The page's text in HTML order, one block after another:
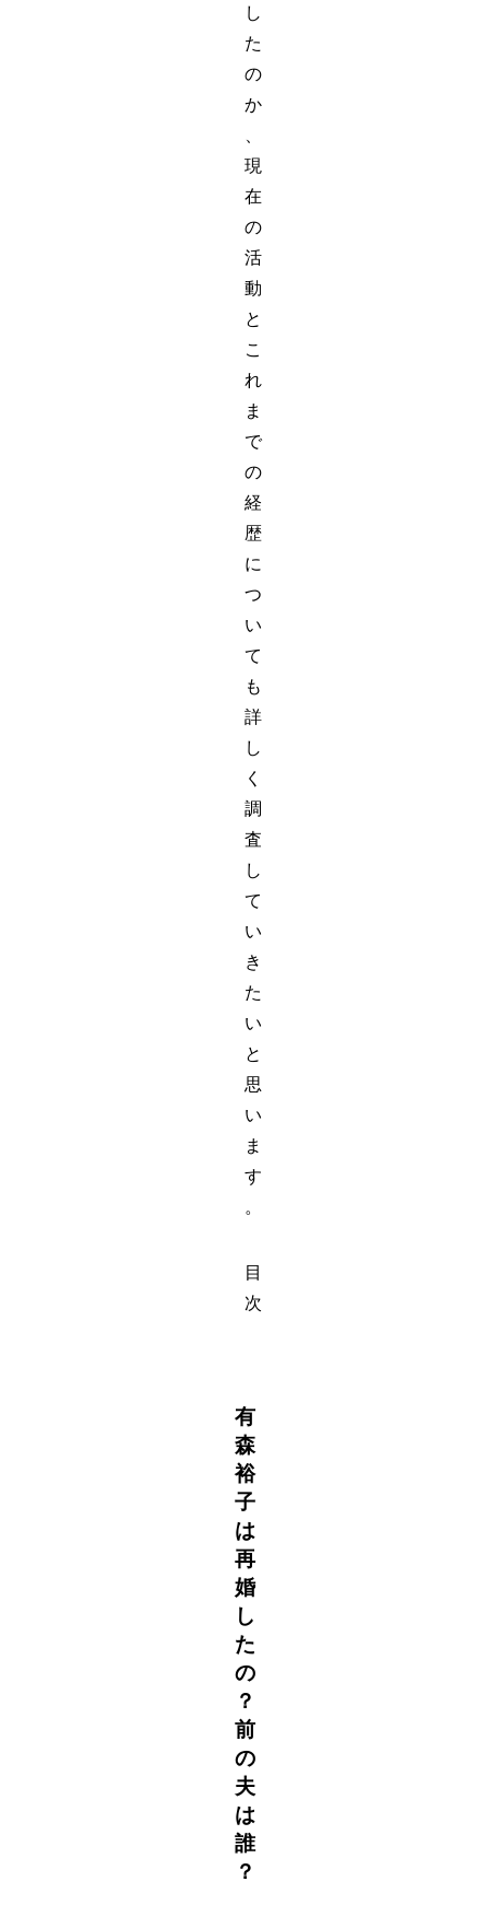
し
た
の
か
現
在
の
活
動
と
こ
れ
ま
で
の
経
歴
に
つ
い
て
も
詳
し
く
調
査
し
て
い
き
た
い
と
思
い
ま
す
。
目
次
有
森
裕
子
は
再
婚
し
た
の
？
前
の
夫
は
誰
？